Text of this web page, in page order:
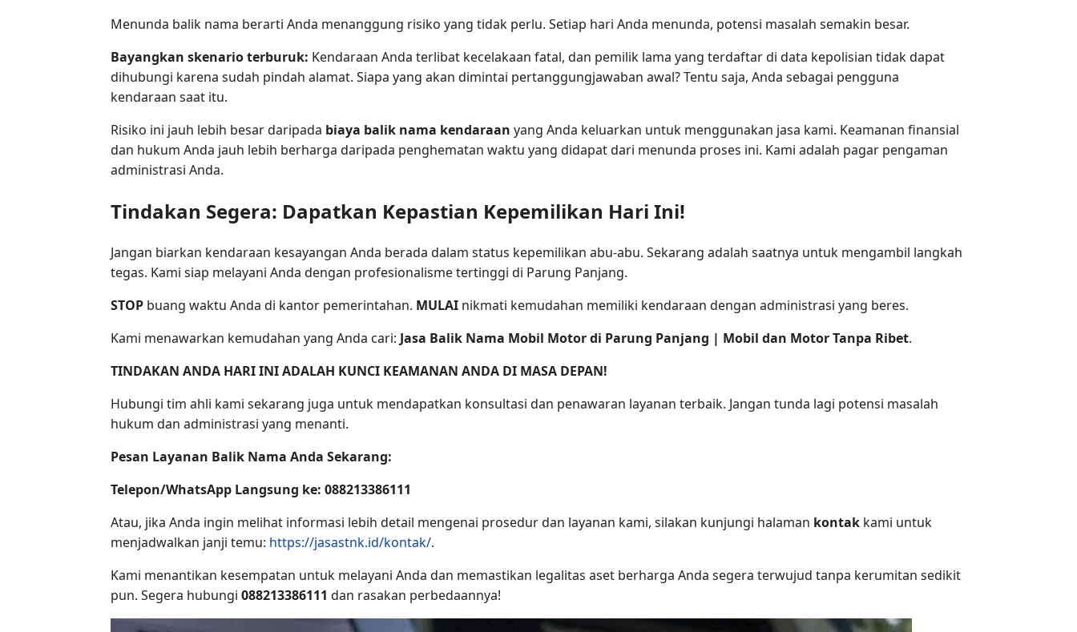
Menunda balik nama berarti Anda menanggung risiko yang tidak perlu. Setiap hari Anda menunda, potensi masalah semakin besar.
Bayangkan skenario terburuk: Kendaraan Anda terlibat kecelakaan fatal, dan pemilik lama yang terdaftar di data kepolisian tidak dapat
dihubungi karena sudah pindah alamat. Siapa yang akan dimintai pertanggungjawaban awal? Tentu saja, Anda sebagai pengguna
kendaraan saat itu.
Risiko ini jauh lebih besar daripada biaya balik nama kendaraan yang Anda keluarkan untuk menggunakan jasa kami. Keamanan finansial
dan hukum Anda jauh lebih berharga daripada penghematan waktu yang didapat dari menunda proses ini. Kami adalah pagar pengaman
administrasi Anda.
Tindakan Segera: Dapatkan Kepastian Kepemilikan Hari Ini!
Jangan biarkan kendaraan kesayangan Anda berada dalam status kepemilikan abu-abu. Sekarang adalah saatnya untuk mengambil langkah
tegas. Kami siap melayani Anda dengan profesionalisme tertinggi di Parung Panjang.
STOP buang waktu Anda di kantor pemerintahan. MULAI nikmati kemudahan memiliki kendaraan dengan administrasi yang beres.
Kami menawarkan kemudahan yang Anda cari: Jasa Balik Nama Mobil Motor di Parung Panjang | Mobil dan Motor Tanpa Ribet.
TINDAKAN ANDA HARI INI ADALAH KUNCI KEAMANAN ANDA DI MASA DEPAN!
Hubungi tim ahli kami sekarang juga untuk mendapatkan konsultasi dan penawaran layanan terbaik. Jangan tunda lagi potensi masalah
hukum dan administrasi yang menanti.
Pesan Layanan Balik Nama Anda Sekarang:
Telepon/WhatsApp Langsung ke: 088213386111
Atau, jika Anda ingin melihat informasi lebih detail mengenai prosedur dan layanan kami, silakan kunjungi halaman kontak kami untuk
menjadwalkan janji temu: https://jasastnk.id/kontak/.
Kami menantikan kesempatan untuk melayani Anda dan memastikan legalitas aset berharga Anda segera terwujud tanpa kerumitan sedikit
pun. Segera hubungi 088213386111 dan rasakan perbedaannya!